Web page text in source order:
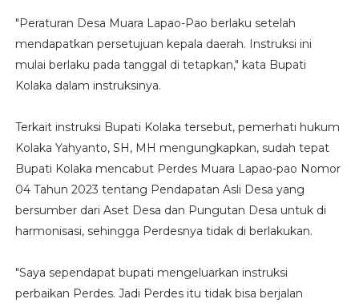
"Peraturan Desa Muara Lapao-Pao berlaku setelah
mendapatkan persetujuan kepala daerah. Instruksi ini
mulai berlaku pada tanggal di tetapkan," kata Bupati
Kolaka dalam instruksinya.
Terkait instruksi Bupati Kolaka tersebut, pemerhati hukum
Kolaka Yahyanto, SH, MH mengungkapkan, sudah tepat
Bupati Kolaka mencabut Perdes Muara Lapao-pao Nomor
04 Tahun 2023 tentang Pendapatan Asli Desa yang
bersumber dari Aset Desa dan Pungutan Desa untuk di
harmonisasi, sehingga Perdesnya tidak di berlakukan.
"Saya sependapat bupati mengeluarkan instruksi
perbaikan Perdes. Jadi Perdes itu tidak bisa berjalan